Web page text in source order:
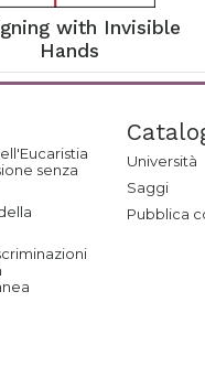
with Invisible
Hands
senza
Università
Saggi
Pubblica